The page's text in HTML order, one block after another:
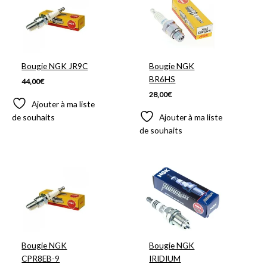
Bougie NGK JR9C
44,00€
Ajouter à ma liste
de souhaits
Bougie NGK
BR6HS
28,00€
Ajouter à ma liste
de souhaits
Bougie NGK
CPR8EB-9
Bougie NGK
IRIDIUM